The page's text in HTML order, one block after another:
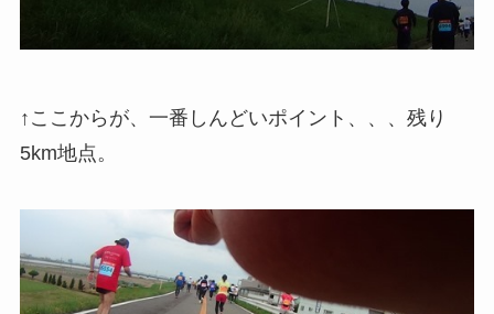
↑ここからが、一番しんどいポイント、、、残り
5km地点。